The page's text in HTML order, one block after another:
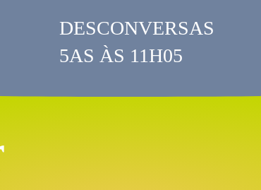
DESCONVERSAS
5AS ÀS 11H05